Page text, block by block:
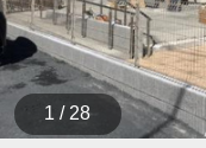
1 / 28